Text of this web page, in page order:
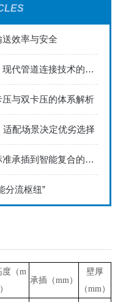
效率与安全
碳钢卡压管件应用与施工：现代管道连接技术的革新
与双卡压的体系解析
配场景决定优劣选择
卡压式管件结构图谱，从标准承插到智能复合的精密分类
分流枢纽”
度（m
承插（mm）
壁厚
（mm）